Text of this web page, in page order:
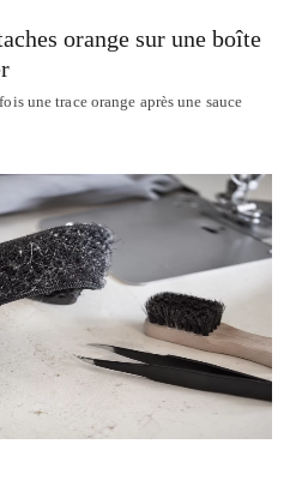
orange sur une boîte
une trace orange après une sauce